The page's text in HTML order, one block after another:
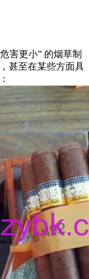
害更小” 的烟草制
甚至在某些方面具